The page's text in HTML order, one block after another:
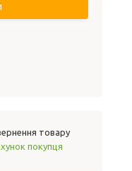
товару
покупця